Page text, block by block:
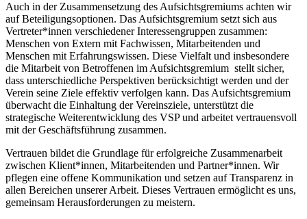
Auch in der Zusammensetzung des Aufsichtsgremiums achten wir
auf Beteiligungsoptionen. Das Aufsichtsgremium setzt sich aus
Vertreter*innen verschiedener Interessengruppen zusammen:
Menschen von Extern mit Fachwissen, Mitarbeitenden und
Menschen mit Erfahrungswissen. Diese Vielfalt und insbesondere
die Mitarbeit von Betroffenen im Aufsichtsgremium stellt sicher,
dass unterschiedliche Perspektiven berücksichtigt werden und der
Verein seine Ziele effektiv verfolgen kann. Das Aufsichtsgremium
überwacht die Einhaltung der Vereinsziele, unterstützt die
strategische Weiterentwicklung des VSP und arbeitet vertrauensvoll
mit der Geschäftsführung zusammen.
Vertrauen bildet die Grundlage für erfolgreiche Zusammenarbeit
zwischen Klient*innen, Mitarbeitenden und Partner*innen. Wir
pflegen eine offene Kommunikation und setzen auf Transparenz in
allen Bereichen unserer Arbeit. Dieses Vertrauen ermöglicht es uns,
gemeinsam Herausforderungen zu meistern.